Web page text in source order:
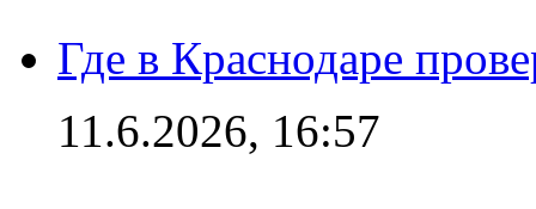
Где в Краснодаре
11.6.2026, 16:57